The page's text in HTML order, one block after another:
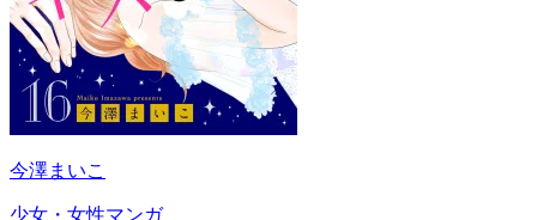
今澤まいこ
少女・女性マンガ